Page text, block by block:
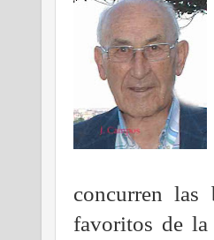
concurren
favoritos de la